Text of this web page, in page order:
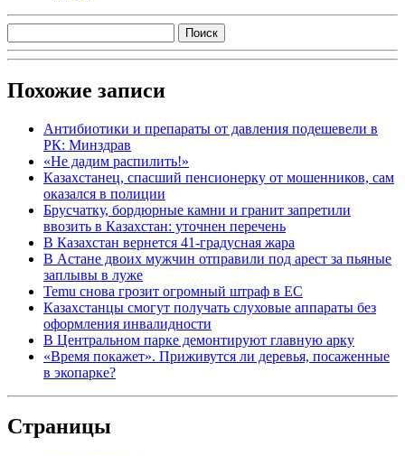
Похожие записи
Антибиотики и препараты от давления подешевели в
РК: Минздрав
«Не дадим распилить!»
Казахстанец, спасший пенсионерку от мошенников, сам
оказался в полиции
Брусчатку, бордюрные камни и гранит запретили
ввозить в Казахстан: уточнен перечень
В Казахстан вернется 41-градусная жара
В Астане двоих мужчин отправили под арест за пьяные
заплывы в луже
Temu снова грозит огромный штраф в ЕС
Казахстанцы смогут получать слуховые аппараты без
оформления инвалидности
В Центральном парке демонтируют главную арку
«Время покажет». Приживутся ли деревья, посаженные
в экопарке?
Страницы